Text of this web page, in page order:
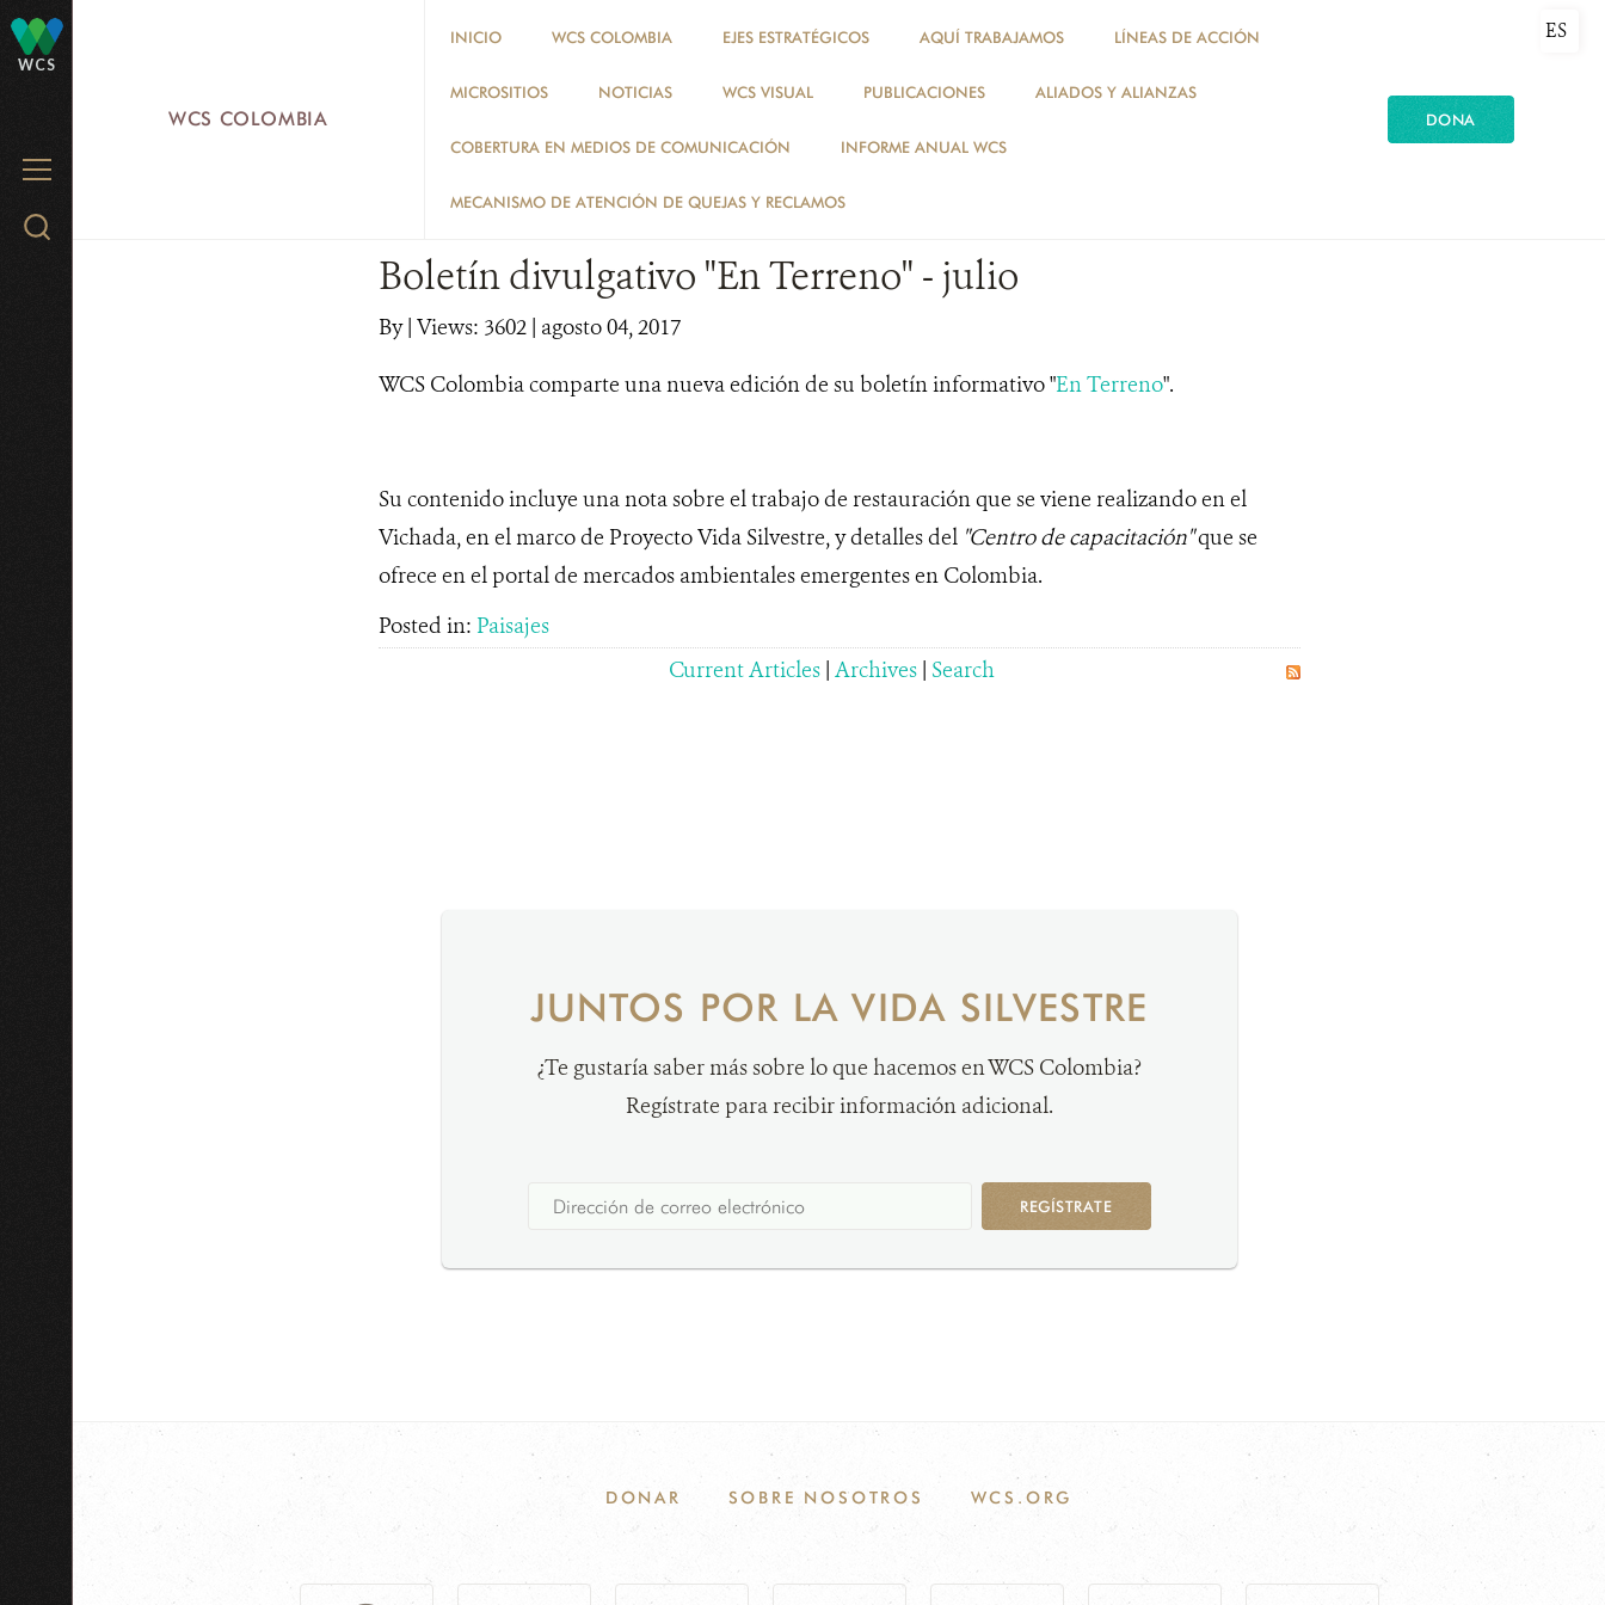
WCS
MENU
Search
WCS COLOMBIA
INICIO WCS COLOMBIA EJES ESTRATÉGICOS AQUÍ TRABAJAMOS LÍNEAS DE ACCIÓN
MICROSITIOS NOTICIAS WCS VISUAL PUBLICACIONES ALIADOS Y ALIANZAS
COBERTURA EN MEDIOS DE COMUNICACIÓN INFORME ANUAL WCS
MECANISMO DE ATENCIÓN DE QUEJAS Y RECLAMOS
DONA
ES
NOTICIAS
Boletín divulgativo "En Terreno" - julio
By| Views: 3602| agosto 04, 2017
WCS Colombia comparte una nueva edición de su boletín informativo "En Terreno".
Su contenido incluye una nota sobre el trabajo de restauración que se viene realizando en el
Vichada, en el marco de Proyecto Vida Silvestre, y detalles del "Centro de capacitación"que se
ofrece en el portal de mercados ambientales emergentes en Colombia.
Posted in: Paisajes
Current Articles | Archives | Search
JUNTOS POR LA VIDA SILVESTRE
¿Te gustaría saber más sobre lo que hacemos en WCS Colombia?
Regístrate para recibir información adicional.
REGÍSTRATE
DONAR SOBRE NOSOTROS WCS.ORG